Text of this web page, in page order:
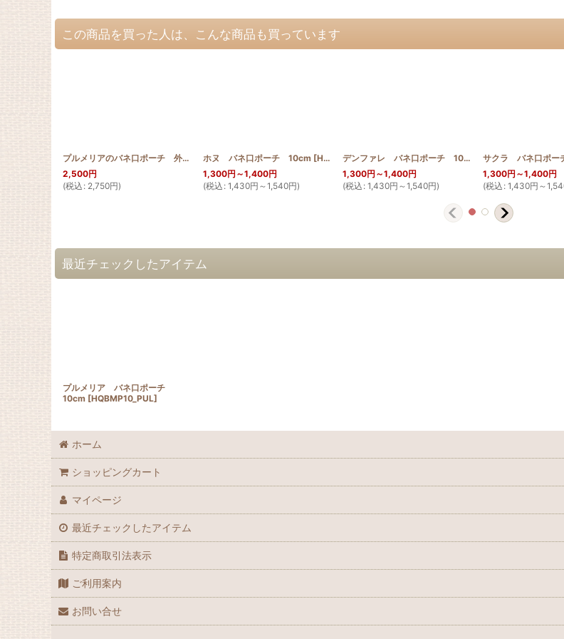
この商品を買った人は、こんな商品も買っています
プルメリアのバネ口ポーチ 外ポケット付 12cm [HQB12P_PUL]
2,500円
(税込 : 2,750円)
ホヌ バネ口ポーチ 10cm [HQBMP10_HONU
1,300円 ～1,400円
(税込 : 1,430円 ～1,540円)
デンファレ バネ口ポーチ 10cm HQBMP10_DEN]
1,300円 ～1,400円
(税込 : 1,430円 ～1,540円)
サクラ バネ口ポ
1,300円 ～1,400円
(税込 : 1,430円 ～
最近チェックしたアイテム
プルメリア バネ口ポーチ
10cm [HQBMP10_PUL]
ホーム
ショッピングカート
マイページ
最近チェックしたアイテム
特定商取引法表示
ご利用案内
お問い合せ